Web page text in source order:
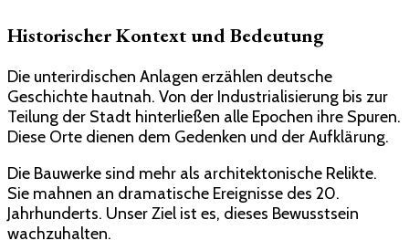
Historischer Kontext und Bedeutung
Die unterirdischen Anlagen erzählen deutsche
Geschichte hautnah. Von der Industrialisierung bis zur
Teilung der Stadt hinterließen alle Epochen ihre Spuren.
Diese Orte dienen dem Gedenken und der Aufklärung.
Die Bauwerke sind mehr als architektonische Relikte.
Sie mahnen an dramatische Ereignisse des 20.
Jahrhunderts. Unser Ziel ist es, dieses Bewusstsein
wachzuhalten.